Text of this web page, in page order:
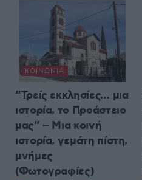
ΚΟΙΝΩΝΊΑ
“Τρείς εκκλησίες… μια
ιστορία, το Προάστειο
μας” – Μια κοινή
ιστορία, γεμάτη πίστη,
μνήμες
(Φωτογραφίες)